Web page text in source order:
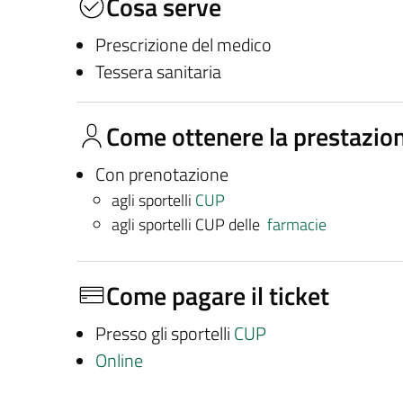
Prescrizione del medico
Tessera sanitaria
Come ottenere la
Con prenotazione
agli sportelli CUP
agli sportelli CUP delle farmacie
Come pagare il ticket
Presso gli sportelli CUP
Online